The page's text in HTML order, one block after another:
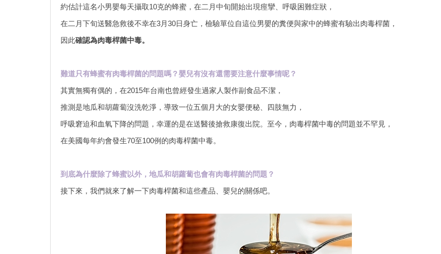
約估計這名小男嬰每天攝取10克的蜂蜜，在二月中旬開始出現痙攣、呼吸困難症狀，
在二月下旬送醫急救後不幸在3月30日身亡，檢驗單位自這位男嬰的糞便與家中的蜂蜜有驗出肉毒桿菌，
因此確認為肉毒桿菌中毒。
難道只有蜂蜜有肉毒桿菌的問題嗎？嬰兒有沒有還需要注意什麼事情呢？
其實無獨有偶的，在2015年台南也曾經發生過家人製作副食品不潔，
推測是地瓜和胡蘿蔔沒洗乾淨，導致一位五個月大的女嬰便秘、四肢無力，
呼吸窘迫和血氧下降的問題，幸運的是在送醫後搶救康復出院。至今，肉毒桿菌中毒的問題並不罕見，
在美國每年約會發生70至100例的肉毒桿菌中毒。
到底為什麼除了蜂蜜以外，地瓜和胡蘿蔔也會有肉毒桿菌的問題？
接下來，我們就來了解一下肉毒桿菌和這些產品、嬰兒的關係吧。